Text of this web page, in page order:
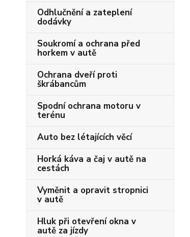
Odhlučnění a zateplení
dodávky
Soukromí a ochrana před
horkem v autě
Ochrana dveří proti
škrábancům
Spodní ochrana motoru v
terénu
Auto bez létajících věcí
Horká káva a čaj v autě na
cestách
Vyměnit a opravit stropnici
v autě
Hluk při otevření okna v
autě za jízdy